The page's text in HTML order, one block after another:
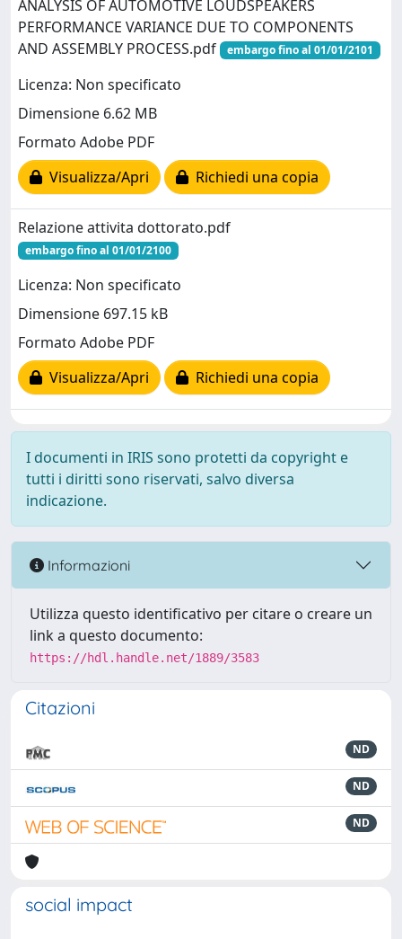
ANALYSIS OF AUTOMOTIVE LOUDSPEAKERS
PERFORMANCE VARIANCE DUE TO COMPONENTS
AND ASSEMBLY PROCESS.pdf
embargo fino al 01/01/2101
Licenza: Non specificato
Dimensione 6.62 MB
Formato Adobe PDF
Visualizza/Apri
Richiedi una copia
Relazione attivita dottorato.pdf
embargo fino al 01/01/2100
Licenza: Non specificato
Dimensione 697.15 kB
Formato Adobe PDF
Visualizza/Apri
Richiedi una copia
I documenti in IRIS sono protetti da copyright e
tutti i diritti sono riservati, salvo diversa
indicazione.
Informazioni
Utilizza questo identificativo per citare o creare un
link a questo documento:
https://hdl.handle.net/1889/3583
Citazioni
ND
ND
ND
social impact